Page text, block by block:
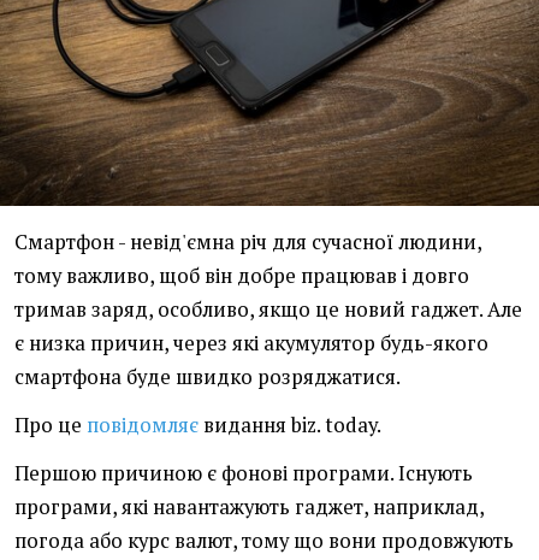
Смартфон - невід'ємна річ для сучасної людини,
тому важливо, щоб він добре працював і довго
тримав заряд, особливо, якщо це новий гаджет. Але
є низка причин, через які акумулятор будь-якого
смартфона буде швидко розряджатися.
Про це повідомляє видання biz. today.
Першою причиною є фонові програми. Існують
програми, які навантажують гаджет, наприклад,
погода або курс валют, тому що вони продовжують